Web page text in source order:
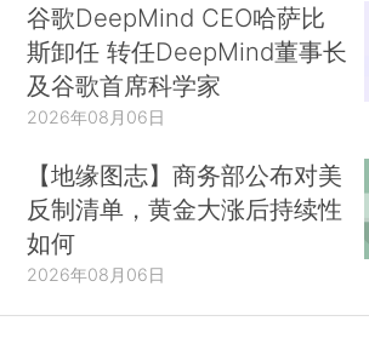
谷歌DeepMind CEO哈萨比
斯卸任 转任DeepMind董事长
及谷歌首席科学家
2026年08月06日
【地缘图志】商务部公布对美
反制清单，黄金大涨后持续性
如何
2026年08月06日